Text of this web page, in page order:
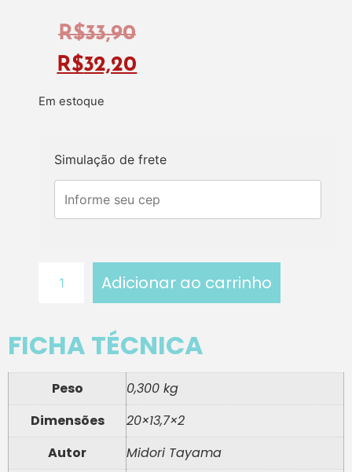
R$33,90
R$32,20
Em estoque
Simulação de frete
Adicionar ao carrinho
FICHA TÉCNICA
Peso
0,300 kg
Dimensões
20×13,7×2
Autor
Midori Tayama